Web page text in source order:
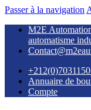
Passer à la navigation
M2E
automatisme
Annuaire de
Compte